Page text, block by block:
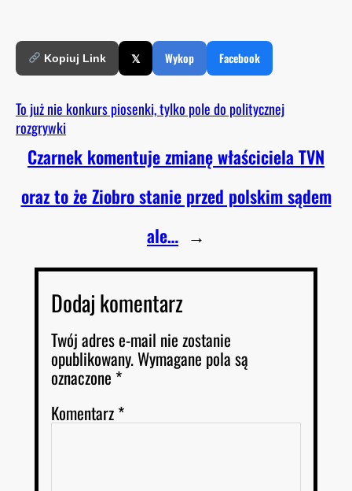
Kopiuj Link 𝕏 Wykop Facebook
To już nie konkurs piosenki, tylko pole do politycznej
rozgrywki
Czarnek komentuje zmianę właściciela TVN
oraz to że Ziobro stanie przed polskim sądem
ale… →
Dodaj komentarz
Twój adres e-mail nie zostanie
opublikowany.Wymagane pola są
oznaczone *
Komentarz*